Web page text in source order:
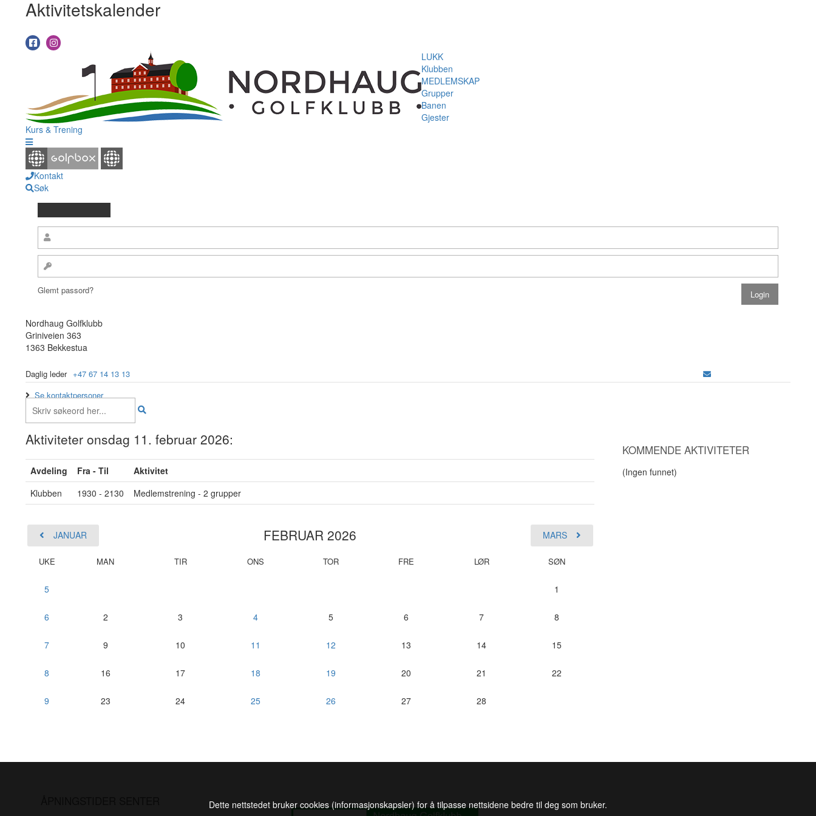
Aktivitetskalender
LUKK
Klubben
MEDLEMSKAP
Grupper
Banen
Gjester
Kurs & Trening
Kontakt
Søk
Glemt passord?
Nordhaug Golfklubb
Griniveien 363
1363 Bekkestua
Daglig leder +47 67 14 13 13
Se kontaktpersoner
Aktiviteter onsdag 11. februar 2026:
Avdeling Fra - Til
Aktivitet
Klubben
1930 - 2130 Medlemstrening - 2 grupper
JANUAR MARS
FEBRUAR 2026
UKE MAN TIR ONS TOR FRE LØR SØN
5 1
6 2 3 4 5 6 7 8
7 9 10 11 12 13 14 15
8 16 17 18 19 20 21 22
9 23 24 25 26 27 28
KOMMENDE AKTIVITETER
(Ingen funnet)
Dette nettstedet bruker cookies (informasjonskapsler) for å tilpasse nettsidene bedre til deg som bruker.